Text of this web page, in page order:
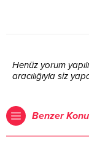
Henüz yorum
aracılığıyla siz
Benzer